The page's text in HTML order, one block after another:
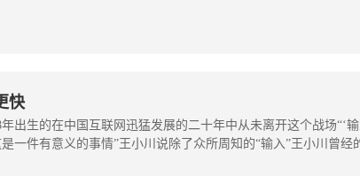
快
出生的在中国互联网迅猛发展的二十年中从未离开这个战场“‘
一件有意义的事情”王小川说除了众所周知的“输入”王小川曾经